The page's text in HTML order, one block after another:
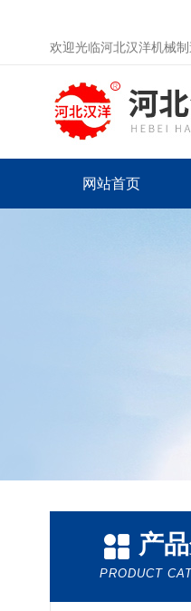
欢迎光临河北汉洋机械制
网站首页
产
PRODUCT